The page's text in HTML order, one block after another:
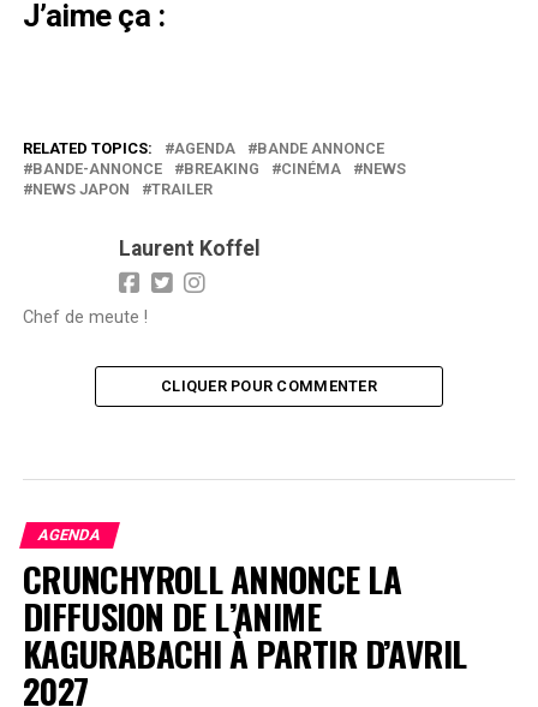
J’aime ça :
RELATED TOPICS: AGENDA
BANDE ANNONCE
BANDE-ANNONCE
BREAKING CINÉMA
NEWS
NEWS JAPON
TRAILER
Laurent Koffel
Chef de meute !
CLIQUER POUR COMMENTER
AGENDA
CRUNCHYROLL ANNONCE LA
DIFFUSION DE L’ANIME
KAGURABACHI À PARTIR D’AVRIL
2027